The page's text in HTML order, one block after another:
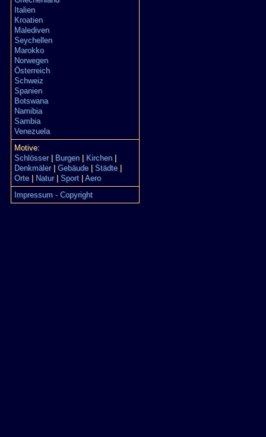
Italien
Kroatien
Malediven
Seychellen
Marokko
Norwegen
Österreich
Schweiz
Spanien
Botswana
Namibia
Sambia
Venezuela
Motive:
Schlösser| Burgen| Kirchen|
Denkmäler| Gebäude| Städte|
Orte| Natur| Sport
Aero
Impressum - Copyright